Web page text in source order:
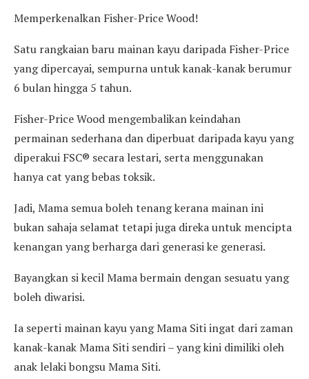
Memperkenalkan Fisher-Price Wood!
Satu rangkaian baru mainan kayu daripada Fisher-Price
yang dipercayai, sempurna untuk kanak-kanak berumur
6 bulan hingga 5 tahun.
Fisher-Price Wood mengembalikan keindahan
permainan sederhana dan diperbuat daripada kayu yang
diperakui FSC® secara lestari, serta menggunakan
hanya cat yang bebas toksik.
Jadi, Mama semua boleh tenang kerana mainan ini
bukan sahaja selamat tetapi juga direka untuk mencipta
kenangan yang berharga dari generasi ke generasi.
Bayangkan si kecil Mama bermain dengan sesuatu yang
boleh diwarisi.
Ia seperti mainan kayu yang Mama Siti ingat dari zaman
kanak-kanak Mama Siti sendiri – yang kini dimiliki oleh
anak lelaki bongsu Mama Siti.